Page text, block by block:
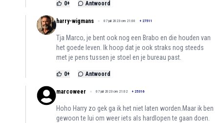
0+ Antwoord
harry-wigmans 07 juli 2023 om 21:00 + 27511
Tja Marco, je bent ook nog een Brabo en die houden van
het goede leven. Ik hoop dat je ook straks nog steeds
met je pens tussen je stoel en je bureau past.
0+ Antwoord
marcoweer 07 juli 2023 om 21:02 + 25316
Hoho Harry zo gek ga ik het niet laten worden.Maar ik ben
gewoon te lui om weer iets als hardlopen te gaan doen.